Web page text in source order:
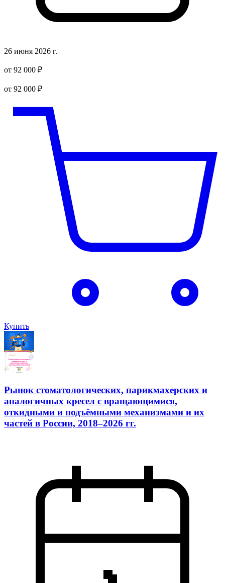
26 июня 2026 г.
от 92 000 ₽
от 92 000 ₽
Купить
Рынок стоматологических, парикмахерских и
аналогичных кресел с вращающимися,
откидными и подъёмными механизмами и их
частей в России, 2018–2026 гг.